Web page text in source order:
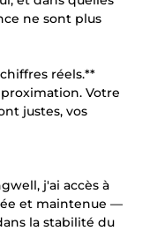
ne sont plus
réels.**
Votre
justes, vos
j'ai accès à
et maintenue —
la stabilité du